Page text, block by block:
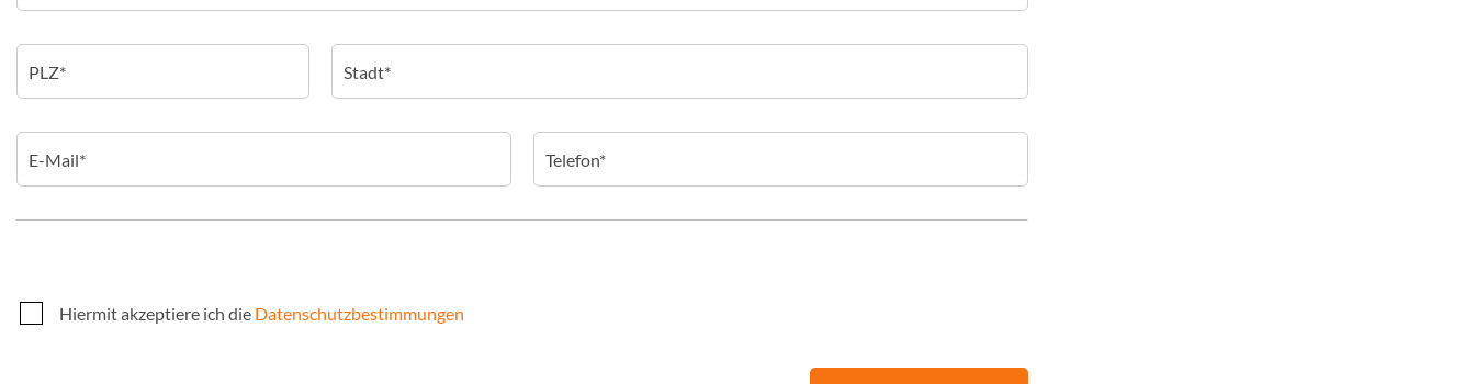
Hiermit akzeptiere ich die Datenschutzbestimmungen